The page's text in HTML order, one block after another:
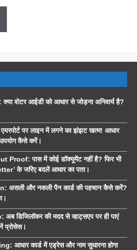
वोटर आईडी को आधार से जोड़ना अनिवार्य है?
पर लाइन में लगने का झंझट खत्म! आधार
कैसे करें।
पास में कोई डॉक्यूमेंट नहीं है? फिर भी
के जरिए बदलें आधार का पता।
और नकली पैन कार्ड की पहचान कैसे करें?
डिजिलॉकर की मदद से व्हाट्सएप पर ही पाएं
प्रोसेस।
कार्ड में एड्रेस और नाम सुधारना होगा